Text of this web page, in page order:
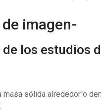
imagen-
los estudios
masa sólida alrededor o